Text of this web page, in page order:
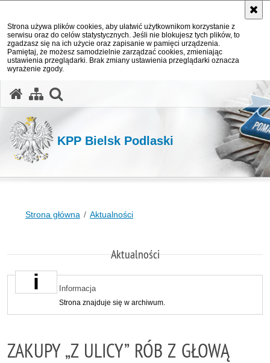
Strona używa plików cookies, aby ułatwić użytkownikom korzystanie z
serwisu oraz do celów statystycznych. Jeśli nie blokujesz tych plików, to
zgadzasz się na ich użycie oraz zapisanie w pamięci urządzenia.
Pamiętaj, że możesz samodzielnie zarządzać cookies, zmieniając
ustawienia przeglądarki. Brak zmiany ustawienia przeglądarki oznacza
wyrażenie zgody.
KPP Bielsk Podlaski
Strona główna Aktualności
Aktualności
Informacja
Strona znajduje się w archiwum.
ZAKUPY „Z ULICY” RÓB Z GŁOWĄ